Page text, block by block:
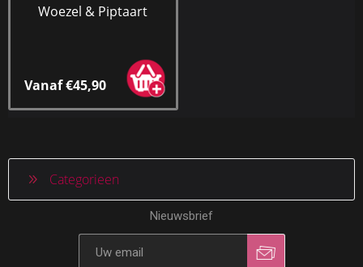
Woezel & Piptaart
Vanaf €45,90
Categorieen
Nieuwsbrief